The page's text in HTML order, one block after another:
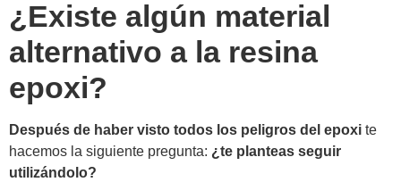
¿Existe algún material
alternativo a la resina
epoxi?
Después de haber visto todos los peligros del epoxi te
hacemos la siguiente pregunta: ¿te planteas seguir
utilizándolo?